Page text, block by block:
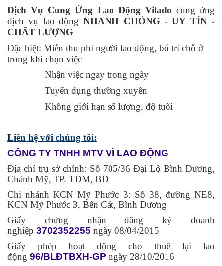
Dịch Vụ Cung Ứng Lao Động Vilado cung ứng
dịch vụ lao độngNHANH CHÓNG - UY TÍN -
CHẤT LƯỢNG
Đặc biệt: Miễn thu phí người lao động, bố trí chỗ ở
trong khi chọn việc
Nhận việc ngay trong ngày
Tuyển dụng thường xuyên
Không giới hạn số lượng, độ tuổi
Liên hệ với chúng tôi:
CÔNG TY TNHH MTV VÌ LAO ĐỘNG
Địa chỉ trụ sở chính: Số 705/36 Đại Lộ Bình Dương,
Chánh Mỹ, TP. TDM, BD
Chi nhánh KCN Mỹ Phước 3: Số 38, đường NE8,
KCN Mỹ Phước 3, Bến Cát, Bình Dương
Giấy chứng nhận đăng ký doanh
nghiệp 3702352255 ngày 08/04/2015
Giấy phép hoạt động cho thuê lại lao
động 96/BLĐTBXH-GP ngày 28/10/2016